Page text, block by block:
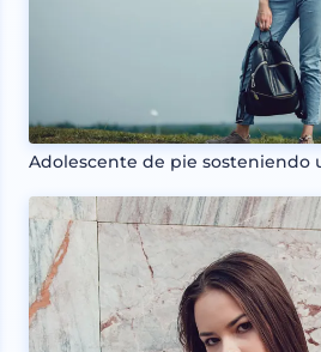
Adolescente de pie sosteniendo